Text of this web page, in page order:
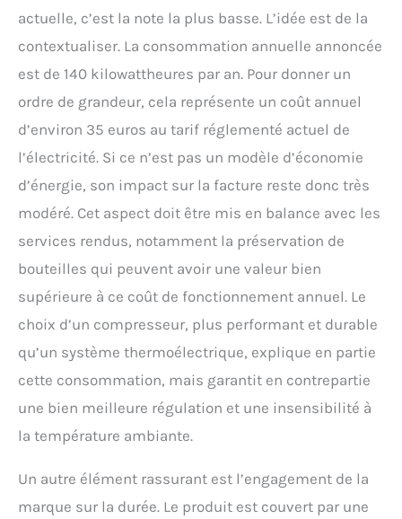
actuelle, c’est la note la plus basse. L’idée est de la
contextualiser. La consommation annuelle annoncée
est de 140 kilowattheures par an. Pour donner un
ordre de grandeur, cela représente un coût annuel
d’environ 35 euros au tarif réglementé actuel de
l’électricité. Si ce n’est pas un modèle d’économie
d’énergie, son impact sur la facture reste donc très
modéré. Cet aspect doit être mis en balance avec les
services rendus, notamment la préservation de
bouteilles qui peuvent avoir une valeur bien
supérieure à ce coût de fonctionnement annuel. Le
choix d’un compresseur, plus performant et durable
qu’un système thermoélectrique, explique en partie
cette consommation, mais garantit en contrepartie
une bien meilleure régulation et une insensibilité à
la température ambiante.
Un autre élément rassurant est l’engagement de la
marque sur la durée. Le produit est couvert par une